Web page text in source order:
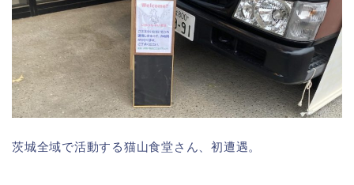
茨城全域で活動する猫山食堂さん、初遭遇。